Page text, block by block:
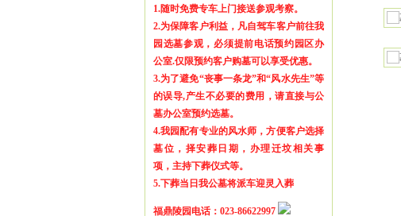
1.随时免费专车上门接送参观考察。
2.为保障客户利益，凡自驾车客户前往我
园选墓参观，必须提前电话预约园区办
公室.仅限预约客户购墓可以享受优惠。
3.为了避免“丧事一条龙”和“风水先生”等
的误导,产生不必要的费用，请直接与公
墓办公室预约选墓。
4.我园配有专业的风水师，方便客户选择
墓位，择安葬日期，办理迁坟相关事
项，主持下葬仪式等。
5.下葬当日我公墓将派车迎灵入葬
福鼎陵园电话：023-86622997
墓型
墓型